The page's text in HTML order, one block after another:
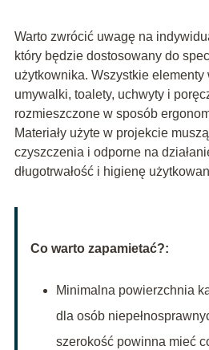
Warto zwrócić uwagę na
który będzie dostosowany do
użytkownika. Wszystkie
umywalki, toalety, uchwyty i
rozmieszczone w sposób
Materiały użyte w projekcie
czyszczenia i odporne na
długotrwałość i higienę
Co warto zapamietać?:
Minimalna powierzchnia
dla osób
szerokość powinna mieć